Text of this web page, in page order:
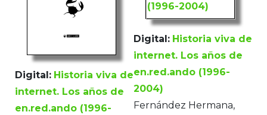
Digital: Historia viva de
internet. Los años de
en.red.ando (1996-
Digital: Historia viva de
internet. Los años de
en.red.ando (1996-
2004)
Fernández Hermana,